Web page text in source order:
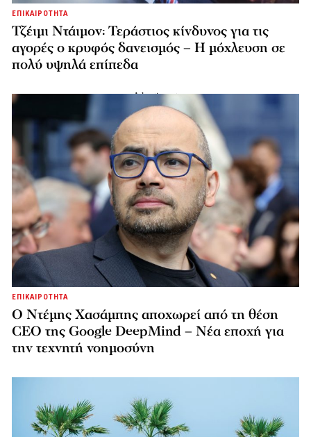
ΕΠΙΚΑΙΡΟΤΗΤΑ
Τζέιμι Ντάιμον: Τεράστιος κίνδυνος για τις
αγορές ο κρυφός δανεισμός – Η μόχλευση σε
πολύ υψηλά επίπεδα
ΕΠΙΚΑΙΡΟΤΗΤΑ
Ο Ντέμης Χασάμπης αποχωρεί από τη θέση
CEO της Google DeepMind – Νέα εποχή για
την τεχνητή νοημοσύνη